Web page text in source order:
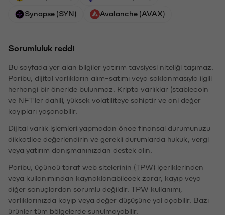
Synapse (SYN) Avalanche (AVAX)
Sorumluluk reddi
Bu sayfada yer alan bilgiler yatırım tavsiyesi niteliği taşımaz.
Paribu, dijital varlıkların alım-satımı veya saklanmasıyla ilgili
herhangi bir öneride bulunmaz. Kripto varlıklar (stablecoin
ve NFT'ler dahil), yüksek volatiliteye sahiptir ve ani değer
kayıpları yaşanabilir.
Dijital varlık işlemleri yapmadan önce finansal durumunuzu
dikkatlice değerlendirin ve gerekli durumlarda hukuk, vergi
veya yatırım danışmanınızdan destek alın.
Paribu, üçüncü taraf web sitelerinin (TPW) içeriklerinden
veya kullanımından kaynaklanabilecek zarar, kayıp veya
diğer sonuçlardan sorumlu değildir. TPW kullanımı,
varlıklarınızda kayıp veya değer düşüşüne yol açabilir. Bazı
ürünler tüm bölgelerde sunulmayabilir.